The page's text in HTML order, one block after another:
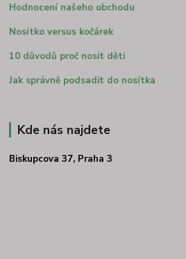
Hodnocení našeho obchodu
Nosítko versus kočárek
10 důvodů proč nosit děti
Jak správně podsadit do nosítka
Kde nás najdete
Biskupcova 37, Praha 3